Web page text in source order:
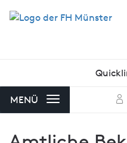
Ich suche nach …
AStA
MENÜ